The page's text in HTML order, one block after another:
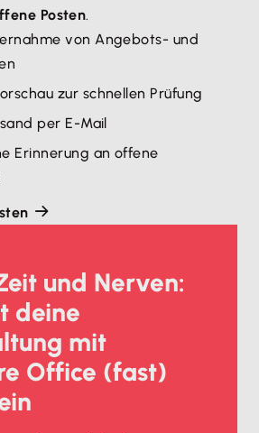
Posten.
von Angebots- und
zur schnellen Prüfung
per E-Mail
Erinnerung an offene
und Nerven:
deine
mit
Office (fast)